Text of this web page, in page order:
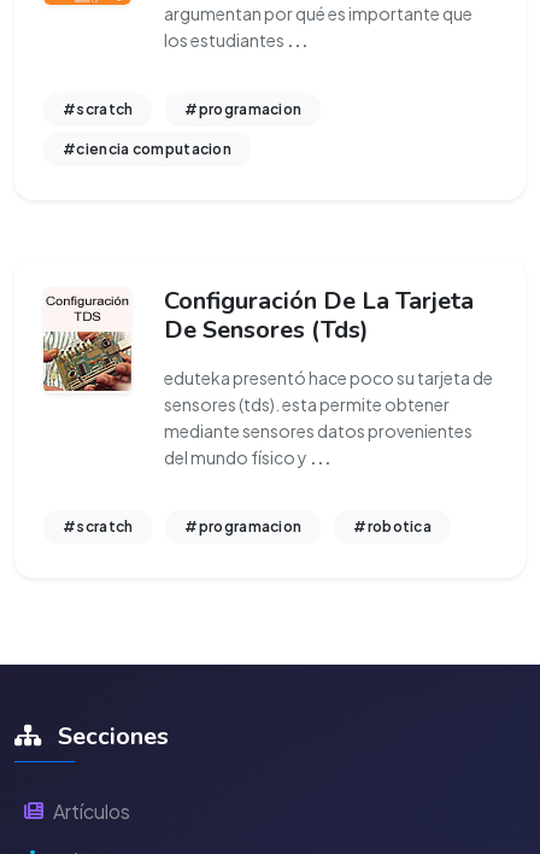
argumentan por qué es importante que
los estudiantes ...
#scratch #programacion
#ciencia computacion
Configuración De La Tarjeta
De Sensores (Tds)
eduteka presentó hace poco su tarjeta de
sensores (tds). esta permite obtener
mediante sensores datos provenientes
del mundo físico y ...
#scratch #programacion #robotica
Secciones
Artículos